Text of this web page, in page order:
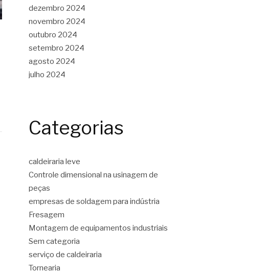
dezembro 2024
novembro 2024
outubro 2024
setembro 2024
agosto 2024
julho 2024
Categorias
caldeiraria leve
Controle dimensional na usinagem de
peças
empresas de soldagem para indústria
Fresagem
Montagem de equipamentos industriais
Sem categoria
serviço de caldeiraria
Tornearia